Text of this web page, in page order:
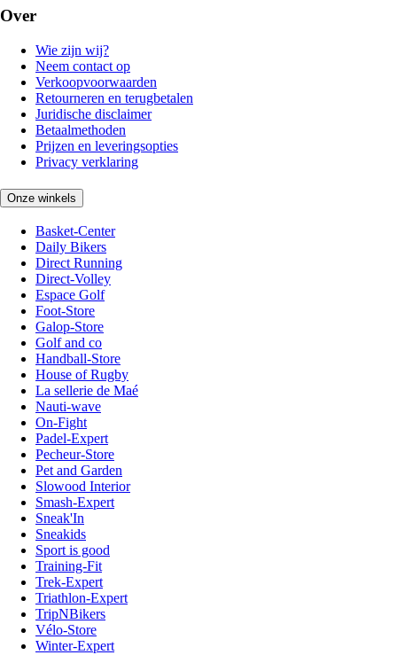
Over
Wie zijn wij?
Neem contact op
Verkoopvoorwaarden
Retourneren en terugbetalen
Juridische disclaimer
Betaalmethoden
Prijzen en leveringsopties
Privacy verklaring
Onze winkels
Basket-Center
Daily Bikers
Direct Running
Direct-Volley
Espace Golf
Foot-Store
Galop-Store
Golf and co
Handball-Store
House of Rugby
La sellerie de Maé
Nauti-wave
On-Fight
Padel-Expert
Pecheur-Store
Pet and Garden
Slowood Interior
Smash-Expert
Sneak'In
Sneakids
Sport is good
Training-Fit
Trek-Expert
Triathlon-Expert
TripNBikers
Vélo-Store
Winter-Expert